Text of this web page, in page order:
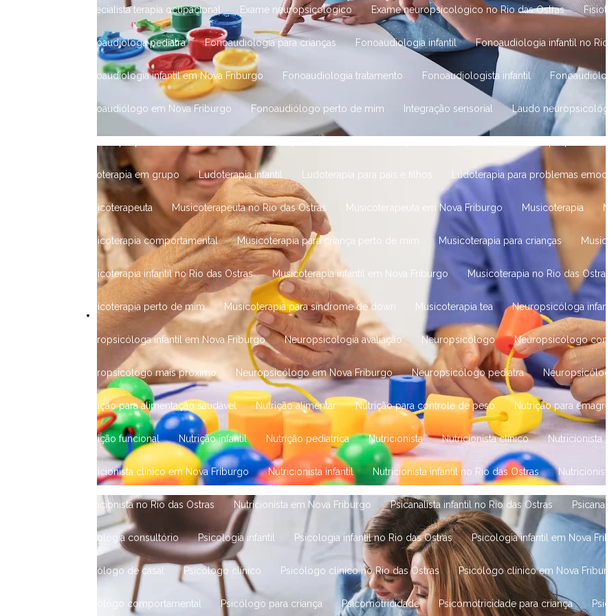
Especialista terapia ocupacional Exame neuropsicológico Exame neuropsicológico no Rio das Ostras
Fonoaudióloga pediatra Fonoaudiologia para crianças Fonoaudiologia infantil Fonoaudiologia infantil no Rio
Fonoaudiologia infantil em Nova Friburgo Fonoaudiologia tratamento Fonoaudiologista infantil Fonoaudiólogo
Fonoaudiólogo em Nova Friburgo Fonoaudiólogo perto de mim Integração sensorial Laudo
Ludoterapia em grupo Ludoterapia infantil Ludoterapia para pais e filhos Ludoterapia para problemas
Musicoterapeuta Musicoterapeuta no Rio das Ostras Musicoterapeuta em Nova Friburgo Musicoterapia
Musicoterapia comportamental Musicoterapia para criança perto de mim Musicoterapia para crianças
Musicoterapia infantil no Rio das Ostras Musicoterapia infantil em Nova Friburgo Musicoterapia no Rio das Ostras
Musicoterapia perto de mim Musicoterapia para síndrome de down Musicoterapia tea Neuropsicóloga infantil
Neuropsicóloga infantil em Nova Friburgo Neuropsicologia avaliação Neuropsicólogo Neuropsicólogo
Neuropsicólogo mais próximo Neuropsicólogo em Nova Friburgo Neuropsicólogo pediatra
Nutrição para alimentação saudável Nutrição alimentar Nutrição para controle de peso Nutrição para
Nutrição funcional Nutrição infantil Nutrição pediatrica Nutricionista Nutricionista clínico Nutricionista
Nutricionista clínico em Nova Friburgo Nutricionista infantil Nutricionista infantil no Rio das Ostras
Nutricionista no Rio das Ostras Nutricionista em Nova Friburgo Psicanalista infantil no Rio das Ostras
Psicologia consultório Psicologia infantil Psicologia infantil no Rio das Ostras Psicologia infantil em Nova
Psicólogo de casal Psicólogo clínico Psicólogo clínico no Rio das Ostras Psicólogo clínico em Nova Friburgo
Psicólogo comportamental Psicólogo para criança Psicomotricidade Psicomotricidade para criança